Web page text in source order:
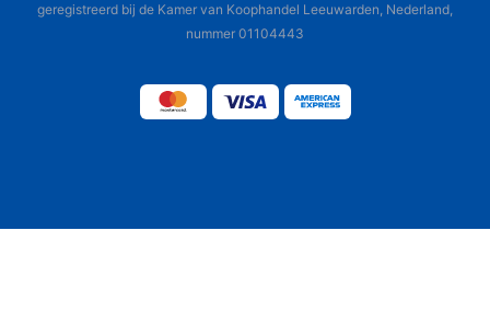
geregistreerd bij de Kamer van Koophandel Leeuwarden, Nederland,
nummer 01104443